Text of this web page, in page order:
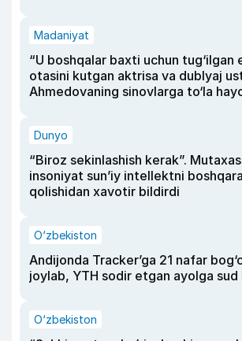
Madaniyat
“U boshqalar baxti uchun tug‘ilgan
otasini kutgan aktrisa va dublyaj
Ahmedovaning sinovlarga to‘la
Dunyo
“Biroz sekinlashish kerak”.
insoniyat sun’iy intellektni
qolishidan xavotir bildirdi
O‘zbekiston
Andijonda Tracker’ga 21 nafar
joylab, YTH sodir etgan ayolga sud
O‘zbekiston